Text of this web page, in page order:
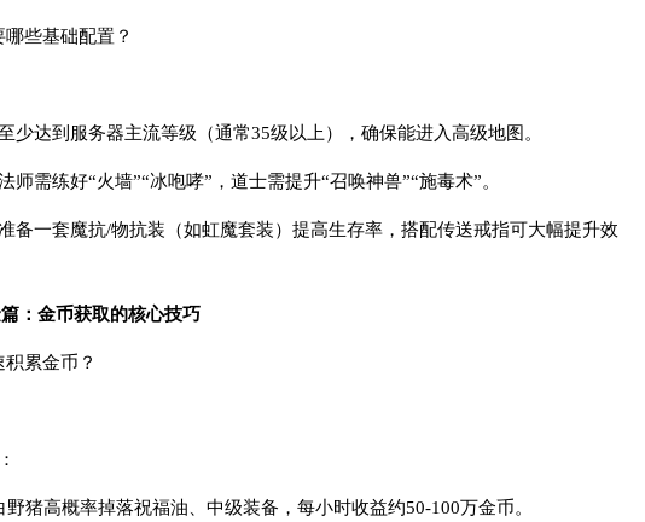
些基础配置？
少达到服务器主流等级（通常35级以上），确保能进入高级地图。
师需练好“火墙”“冰咆哮”，道士需提升“召唤神兽”“施毒术”。
备一套魔抗/物抗装（如虹魔套装）提高生存率，搭配传送戒指可大幅提升效
：金币获取的核心技巧
累金币？
猪高概率掉落祝福油、中级装备，每小时收益约50-100万金币。